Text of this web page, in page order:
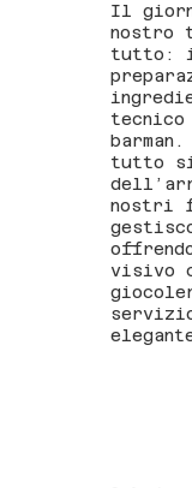
Il
nostro
tutto:
tutto
nostri
visivo